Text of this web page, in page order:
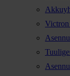
Victron